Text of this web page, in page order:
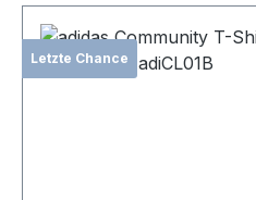
Letzte Chance